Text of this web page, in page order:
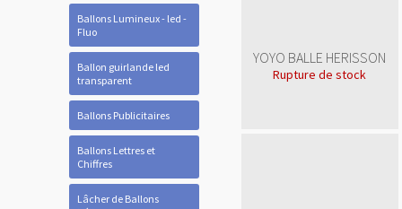
Ballons Lumineux - led -
Fluo
Ballon guirlande led
transparent
Ballons Publicitaires
Ballons Lettres et
Chiffres
Lâcher de Ballons
YOYO BALLE HERISSON
Rupture de stock